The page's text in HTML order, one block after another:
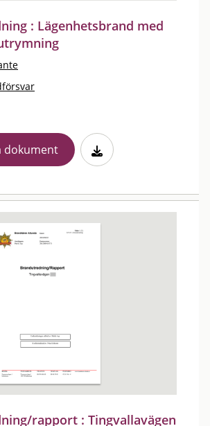
: Lägenhetsbrand med
dokument
rapport : Tingvallavägen